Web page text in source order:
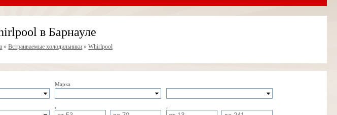
в Барнауле
»Встраиваемые холодильники »Whirlpool
Марка